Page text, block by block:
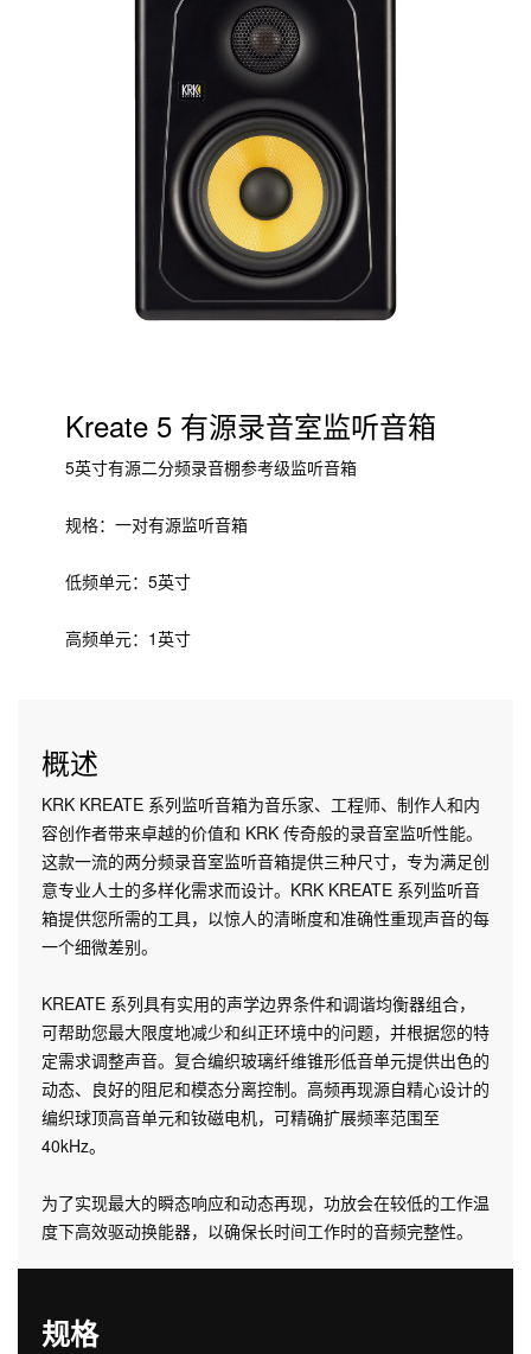
Kreate 5 有源录音室监听音箱
5英寸有源二分频录音棚参考级监听音箱
规格：一对有源监听音箱
低频单元：5英寸
高频单元：1英寸
概述
KRK KREATE 系列监听音箱为音乐家、工程师、制作人和内
容创作者带来卓越的价值和 KRK 传奇般的录音室监听性能。
这款一流的两分频录音室监听音箱提供三种尺寸，专为满足创
意专业人士的多样化需求而设计。KRK KREATE 系列监听音
箱提供您所需的工具，以惊人的清晰度和准确性重现声音的每
一个细微差别。
KREATE 系列具有实用的声学边界条件和调谐均衡器组合，
可帮助您最大限度地减少和纠正环境中的问题，并根据您的特
定需求调整声音。复合编织玻璃纤维锥形低音单元提供出色的
动态、良好的阻尼和模态分离控制。高频再现源自精心设计的
编织球顶高音单元和钕磁电机，可精确扩展频率范围至
40kHz。
为了实现最大的瞬态响应和动态再现，功放会在较低的工作温
度下高效驱动换能器，以确保长时间工作时的音频完整性。
规格